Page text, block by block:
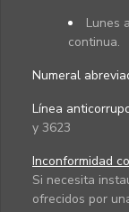
Lunes
continua.
Numeral
Línea
y 3623
Inconformidad
Si necesita
ofrecidos por